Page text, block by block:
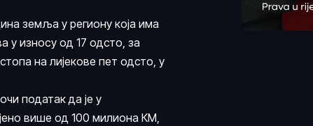
земља у региону која има
у износу од 17 одсто, за
на лијекове пет одсто, у
податак да је у
више од 100 милиона КМ,